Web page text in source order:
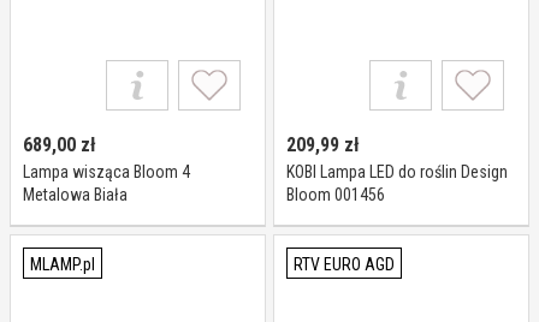
689,00 zł
Lampa wisząca Bloom 4
Metalowa Biała
209,99 zł
KOBI Lampa LED do roślin Design
Bloom 001456
MLAMP.pl RTV EURO AGD